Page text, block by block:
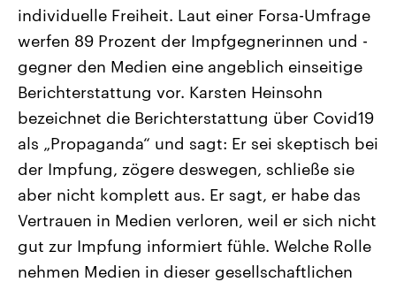
Bundesland von einer Koalition aus
CDU, SPD und FDP regiert.-
Umfragen, Prognosen,
Wahlprogramme, aktuelle Berichte
und Hintergründe zu den Parteien
und Kandidaten der anstehenden
Wahl.
mit großem Einfluss auf
aktuelle Weltgeschehen.
Sendungen Programm Podcasts
Audio-Archiv
individuelle Freiheit. Laut einer Forsa-Umfrage
werfen 89 Prozent der Impfgegnerinnen und -
gegner den Medien eine angeblich einseitige
Berichterstattung vor. Karsten Heinsohn
bezeichnet die Berichterstattung über Covid19
als „Propaganda“ und sagt: Er sei skeptisch bei
der Impfung, zögere deswegen, schließe sie
aber nicht komplett aus. Er sagt, er habe das
Vertrauen in Medien verloren, weil er sich nicht
gut zur Impfung informiert fühle. Welche Rolle
nehmen Medien in dieser gesellschaftlichen